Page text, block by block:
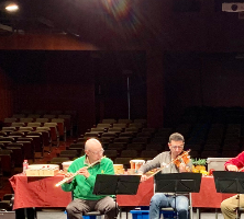
Assaigs Oberts